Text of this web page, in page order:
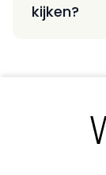
kijken?